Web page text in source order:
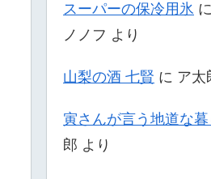
スーパーの保冷用氷 に
ノノフ より
山梨の酒 七賢 に ア太
寅さんが言う地道な
郎 より